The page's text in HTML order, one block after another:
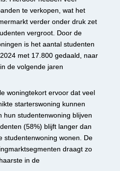
te verkopen, wat het
verder onder druk zet
vergroot. Door de
is het aantal studenten
met 17.800 gedaald, naar
de volgende jaren
woningtekort ervoor dat veel
starterswoning kunnen
hun studentenwoning blijven
(58%) blijft langer dan
studentenwoning wonen. De
draagt zo
in de